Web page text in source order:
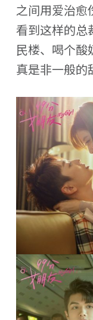
之间用爱治愈
看到这样的总
民楼、喝个酸
真是非一般的